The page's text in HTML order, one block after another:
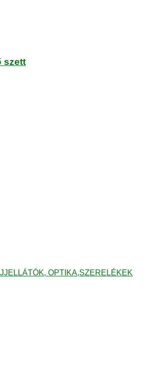
szett
OPTIKA,SZERELÉKEK